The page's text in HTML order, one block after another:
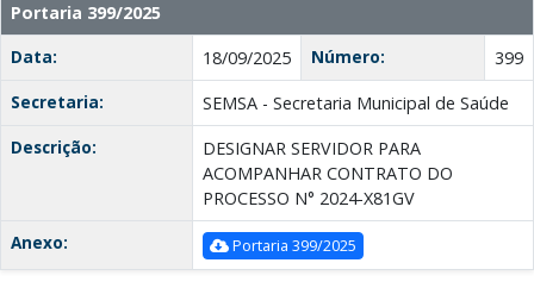
Portaria 399/2025
Data:
18/09/2025 Número:
399
Secretaria:
SEMSA - Secretaria Municipal de Saúde
Descrição:
DESIGNAR SERVIDOR PARA
ACOMPANHAR CONTRATO DO
PROCESSO N° 2024-X81GV
Anexo:
Portaria 399/2025